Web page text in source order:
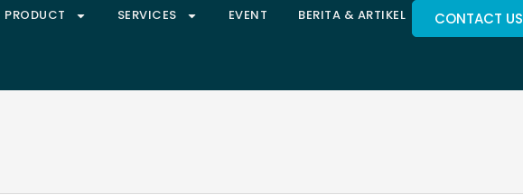
PRODUCT SERVICES EVENT BERITA & ARTIKEL CONTACT US